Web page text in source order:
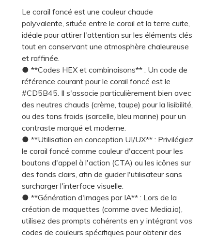
Le corail foncé est une couleur chaude
polyvalente, située entre le corail et la terre cuite,
idéale pour attirer l'attention sur les éléments clés
tout en conservant une atmosphère chaleureuse
et raffinée.
● **Codes HEX et combinaisons** : Un code de
référence courant pour le corail foncé est le
#CD5B45. Il s'associe particulièrement bien avec
des neutres chauds (crème, taupe) pour la lisibilité,
ou des tons froids (sarcelle, bleu marine) pour un
contraste marqué et moderne.
● **Utilisation en conception UI/UX** : Privilégiez
le corail foncé comme couleur d'accent pour les
boutons d'appel à l'action (CTA) ou les icônes sur
des fonds clairs, afin de guider l'utilisateur sans
surcharger l'interface visuelle.
● **Génération d'images par IA** : Lors de la
création de maquettes (comme avec Media.io),
utilisez des prompts cohérents en y intégrant vos
codes de couleurs spécifiques pour obtenir des